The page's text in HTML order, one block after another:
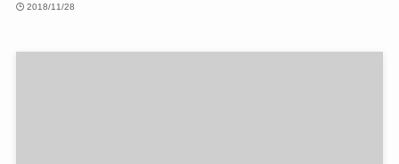
2018/11/28